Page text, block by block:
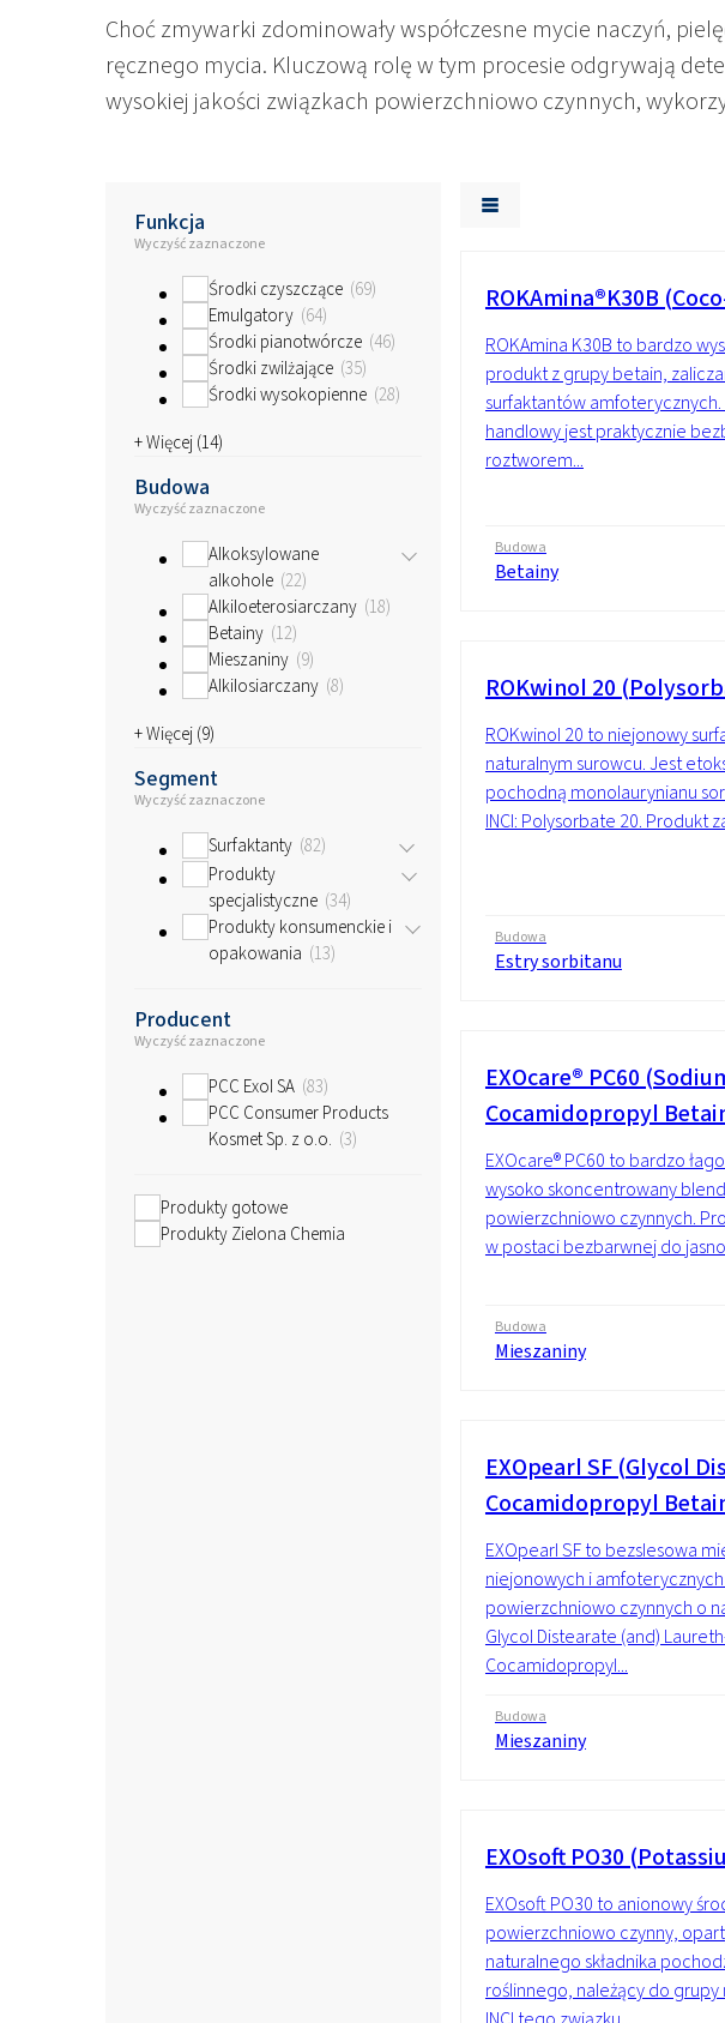
Choć zmywarki zdominowały współczesne mycie naczyń,
ręcznego mycia. Kluczową rolę w tym procesie odgrywają
wysokiej jakości związkach powierzchniowo czynnych,
Funkcja
Wyczyść zaznaczone
Środki czyszczące 69
Emulgatory 64
Środki pianotwórcze 46
Środki zwilżające 35
Środki wysokopienne 28
+ Więcej (14)
Budowa
Wyczyść zaznaczone
Alkoksylowane
alkohole 22
Alkiloeterosiarczany 18
Betainy 12
Mieszaniny 9
Alkilosiarczany 8
+ Więcej (9)
Segment
Wyczyść zaznaczone
Surfaktanty 82
Produkty
specjalistyczne 34
Produkty konsumenckie i
opakowania 13
Producent
Wyczyść zaznaczone
PCC Exol SA 83
PCC Consumer Products
Kosmet Sp. z o.o. 3
Produkty gotowe
Produkty Zielona Chemia
ROKAmina®K30B
ROKAmina K30B to bardzo
produkt z grupy betain,
surfaktantów
handlowy jest praktycznie
roztworem...
Budowa
Betainy
ROKwinol 20
ROKwinol 20 to niejonowy
naturalnym surowcu. Jest
pochodną monolaurynianu
INCI: Polysorbate 20. Produkt
Budowa
Estry sorbitanu
EXOcare® PC60
Cocamidopropyl
EXOcare® PC60 to bardzo
wysoko skoncentrowany
powierzchniowo czynnych.
w postaci bezbarwnej do
Budowa
Mieszaniny
EXOpearl SF (Glycol
Cocamidopropyl
EXOpearl SF to bezslesowa
niejonowych i
powierzchniowo czynnych o
Glycol Distearate (and)
Cocamidopropyl...
Budowa
Mieszaniny
EXOsoft PO30
EXOsoft PO30 to anionowy
powierzchniowo czynny,
naturalnego składnika
roślinnego, należący do grupy